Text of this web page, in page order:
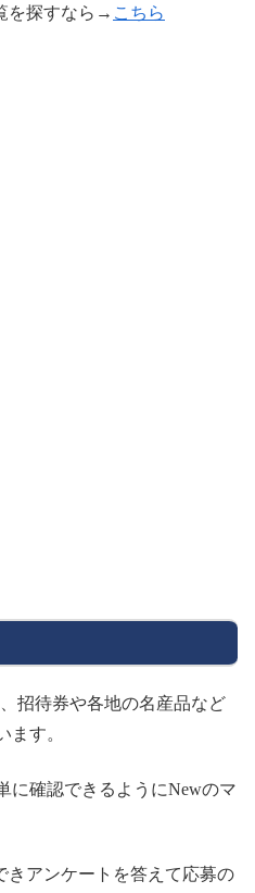
を探すなら→ こちら
招待券や各地の名産品など
ます。
に確認できるようにNewのマ
きアンケートを答えて応募の